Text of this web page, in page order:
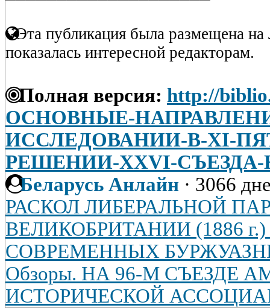
Эта публикация была размещена на
показалась интересной редакторам.
Полная версия: http://
ОСНОВНЫЕ-
ИССЛЕДОВАНИИ-В-XI-
РЕШЕНИИ-XXVI-
Беларусь Анлайн · 3066
РАСКОЛ ЛИБЕРАЛЬНОЙ
ВЕЛИКОБРИТАНИИ (1886
СОВРЕМЕННЫХ
Обзоры. НА 96-М СЪЕЗДЕ
ИСТОРИЧЕСКОЙ